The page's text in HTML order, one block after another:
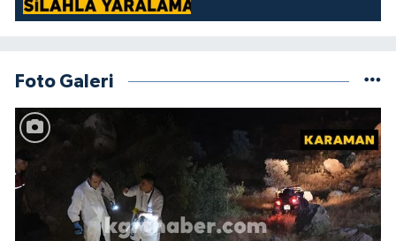
Foto Galeri